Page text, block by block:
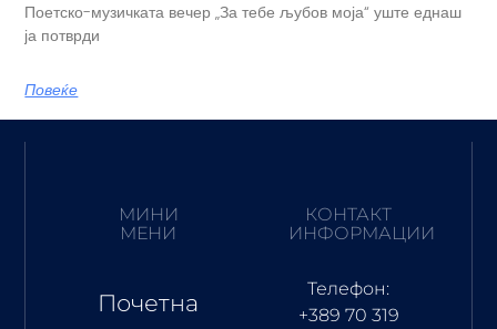
Поетско-музичката вечер „За тебе љубов моја“ уште еднаш
ја потврди
Повеќе
МИНИ
МЕНИ
Почетна
КОНТАКТ
ИНФОРМАЦИИ
Телефон:
+389 70 319